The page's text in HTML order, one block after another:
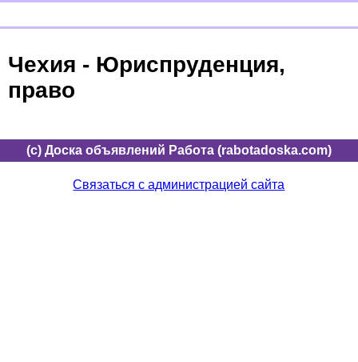
Чехия - Юриспруденция,
право
(c) Доска объявлений Работа (rabotadoska.com)
Связаться с администрацией сайта